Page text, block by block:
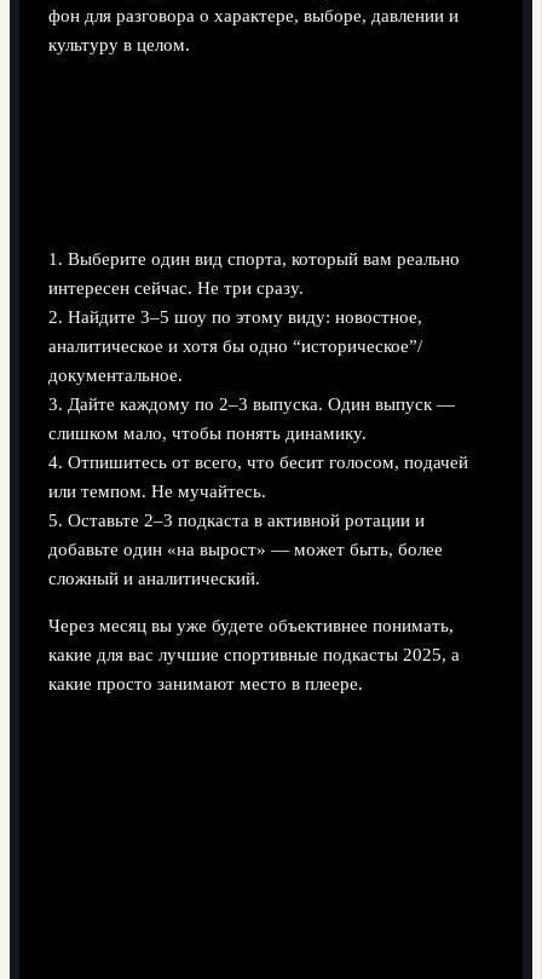
фон для разговора о характере, выборе, давлении и
культуру в целом.
1. Выберите один вид спорта, который вам реально
интересен сейчас. Не три сразу.
2. Найдите 3–5 шоу по этому виду: новостное,
аналитическое и хотя бы одно “историческое”/
документальное.
3. Дайте каждому по 2–3 выпуска. Один выпуск —
слишком мало, чтобы понять динамику.
4. Отпишитесь от всего, что бесит голосом, подачей
или темпом. Не мучайтесь.
5. Оставьте 2–3 подкаста в активной ротации и
добавьте один «на вырост» — может быть, более
сложный и аналитический.
Через месяц вы уже будете объективнее понимать,
какие для вас лучшие спортивные подкасты 2025, а
какие просто занимают место в плеере.